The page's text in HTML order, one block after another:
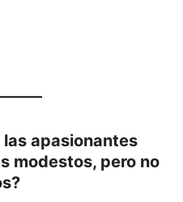
apasionantes
modestos, pero no